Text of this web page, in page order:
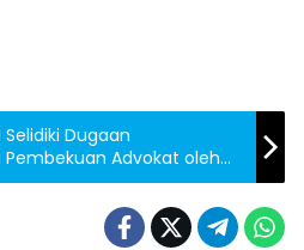
Dugaan
Advokat oleh
Banten